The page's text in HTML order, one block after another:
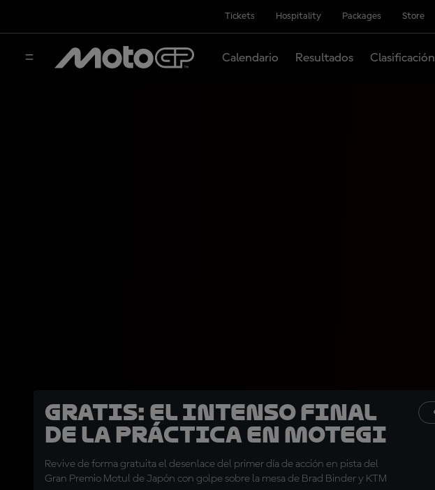
Tickets Hospitality Packages Store
Calendario Resultados Clasificación
GRATIS: El intenso final
de la Práctica en Motegi
Revive de forma gratuita el desenlace del primer día de acción en pista del
Gran Premio Motul de Japón con golpe sobre la mesa de Brad Binder y KTM